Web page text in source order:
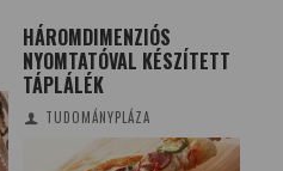
HÁROMDIMENZIÓS
NYOMTATÓVAL KÉSZÍTETT
TÁPLÁLÉK
TUDOMÁNYPLÁZA